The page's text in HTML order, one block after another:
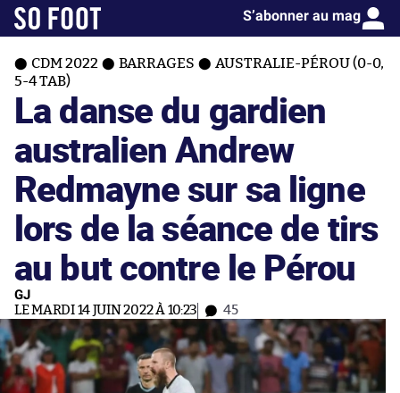
S’abonner au mag
CDM 2022 BARRAGES
AUSTRALIE-PÉROU (0-0,
5-4 TAB)
La danse du gardien
australien Andrew
Redmayne sur sa ligne
lors de la séance de tirs
au but contre le Pérou
GJ
LE MARDI 14 JUIN 2022 À 10:23 45